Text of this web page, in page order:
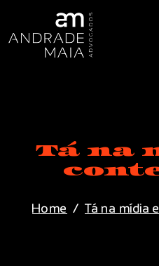
Tá na
Home Tá na mídia